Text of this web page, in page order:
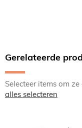
Gerelateerde
Selecteer items om
alles selecteren